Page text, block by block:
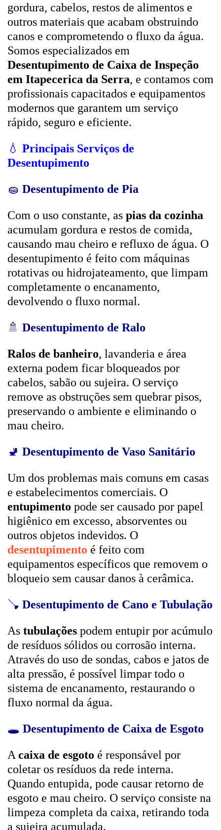
gordura, cabelos, restos de alimentos e
outros materiais que acabam obstruindo
canos e comprometendo o fluxo da água.
Somos especializados em
Desentupimento de Caixa de Inspeção
em Itapecerica da Serra, e contamos com
profissionais capacitados e equipamentos
modernos que garantem um serviço
rápido, seguro e eficiente.
💧 Principais Serviços de
Desentupimento
🧽 Desentupimento de Pia
Com o uso constante, as pias da cozinha
acumulam gordura e restos de comida,
causando mau cheiro e refluxo de água. O
desentupimento é feito com máquinas
rotativas ou hidrojateamento, que limpam
completamente o encanamento,
devolvendo o fluxo normal.
🚿 Desentupimento de Ralo
Ralos de banheiro, lavanderia e área
externa podem ficar bloqueados por
cabelos, sabão ou sujeira. O serviço
remove as obstruções sem quebrar pisos,
preservando o ambiente e eliminando o
mau cheiro.
🚽 Desentupimento de Vaso Sanitário
Um dos problemas mais comuns em casas
e estabelecimentos comerciais. O
entupimento pode ser causado por papel
higiênico em excesso, absorventes ou
outros objetos indevidos. O
desentupimento é feito com
equipamentos específicos que removem o
bloqueio sem causar danos à cerâmica.
🪠 Desentupimento de Cano e Tubulação
As tubulações podem entupir por acúmulo
de resíduos sólidos ou corrosão interna.
Através do uso de sondas, cabos e jatos de
alta pressão, é possível limpar todo o
sistema de encanamento, restaurando o
fluxo normal da água.
🕳️ Desentupimento de Caixa de Esgoto
A caixa de esgoto é responsável por
coletar os resíduos da rede interna.
Quando entupida, pode causar retorno de
esgoto e mau cheiro. O serviço consiste na
limpeza completa da caixa, retirando toda
a sujeira acumulada.